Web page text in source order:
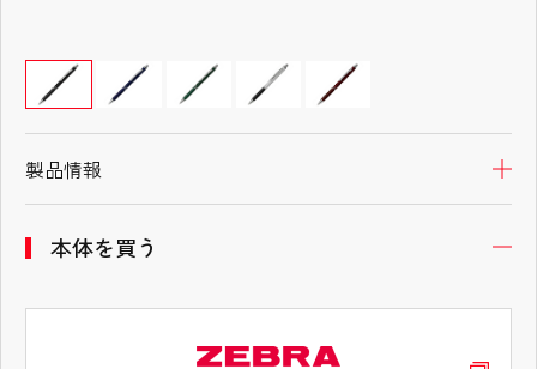
製品情報
本体を買う